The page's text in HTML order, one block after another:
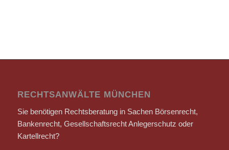
RECHTSANWÄLTE MÜNCHEN
Sie benötigen Rechtsberatung in Sachen Börsenrecht,
Bankenrecht, Gesellschaftsrecht Anlegerschutz oder
Kartellrecht?